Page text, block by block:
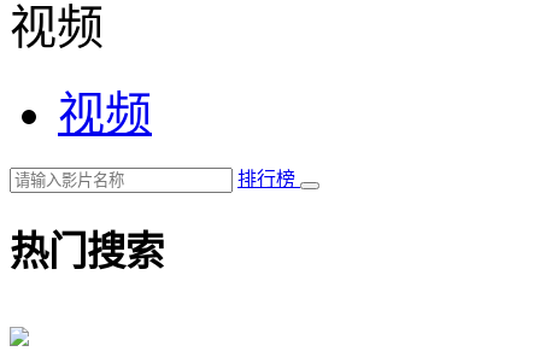
视频
视频
排行榜
热门搜索